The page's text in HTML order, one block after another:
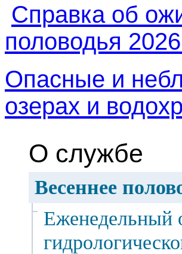
Справка об
половодья
Опасные и
озерах и
О службе
Весеннее
Еженедельный